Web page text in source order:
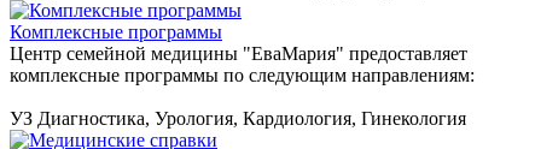
Комплексные программы
Центр семейной медицины "ЕваМария" предоставляет
комплексные программы по следующим направлениям:
УЗ Диагностика, Урология, Кардиология, Гинекология